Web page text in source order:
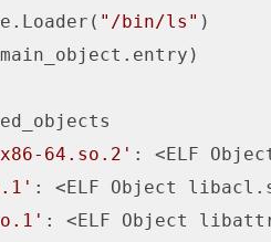
"/bin/ls"
64.so.2' : <ELF
: <ELF Object
: <ELF Object